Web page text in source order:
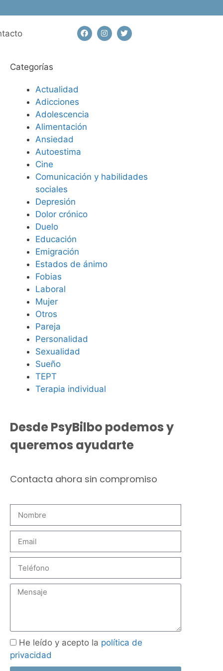
Categorías
Actualidad
Adicciones
Adolescencia
Alimentación
Ansiedad
Autoestima
Cine
Comunicación y habilidades
sociales
Depresión
Dolor crónico
Duelo
Educación
Emigración
Estados de ánimo
Fobias
Laboral
Mujer
Otros
Pareja
Personalidad
Sexualidad
Sueño
TEPT
Terapia individual
Desde PsyBilbo podemos y
queremos ayudarte
Contacta ahora sin compromiso
He leído y acepto la política de
privacidad